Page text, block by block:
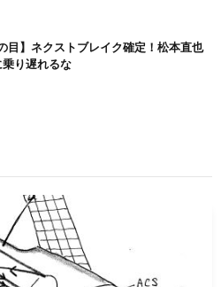
目】ネクストブレイク確定！松本直也
乗り遅れるな